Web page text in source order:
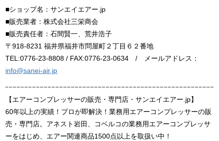
■ショップ名：サンエイエアー.jp
■販売業者：株式会社三栄商会
■販売責任者：石間賢一、荒井浩子
〒918-8231 福井県福井市問屋町２丁目６２番地
TEL:0776-23-8808 / FAX:0776-23-0634 / メールアドレス：
info@sanei-air.jp
【エアーコンプレッサーの販売・専門店・サンエイエアー.jp】
60年以上の実績！プロが即解決！業務用エアーコンプレッサーの販
売・専門店。アネスト岩田、コベルコの業務用エアーコンプレッサ
ーをはじめ、エアー関連商品1500点以上を取扱い中！